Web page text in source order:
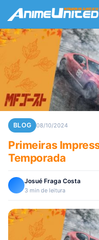
BLOG 08/10/2024
Primeiras
Temporada
Josué Fraga Costa
3 min de leitura